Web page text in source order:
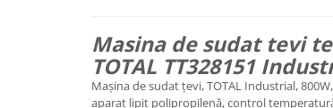
Masina de sudat tevi
TOTAL TT328151
Mașina de sudat țevi, TOTAL Industrial,
aparat lipit polipropilenă, control